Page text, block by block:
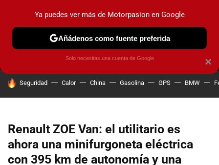
MENÚ NUEVO
COCHES ELÉCTRICOS OBSERVATORIO
HOY SE HABLA DE
Seguridad Calor China Gasolina GPS BMW
Renault ZOE Van: el utilitario es
ahora una minifurgoneta eléctrica
con 395 km de autonomía y una
×
Ya puedes ver más de Motorpasion en Google
Añádenos como fuente preferida
Solo necesitas una cuenta de Google